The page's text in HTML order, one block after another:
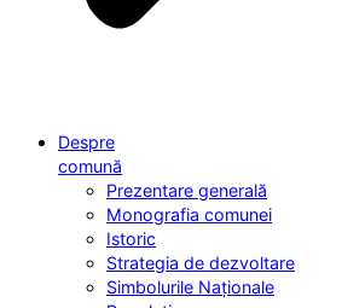
Despre
comună
Prezentare generală
Monografia comunei
Istoric
Strategia de dezvoltare
Simbolurile Naționale